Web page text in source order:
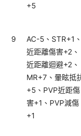
+5
9
AC-5、STR+1、
近距離傷害+2、
近距離迴避+2、
MR+7、暈眩抵
+5、PVP近距傷
害+1、PVP減傷
+1